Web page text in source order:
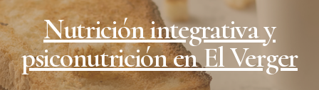
Nutrición integrativa y
psiconutrición en El Verger